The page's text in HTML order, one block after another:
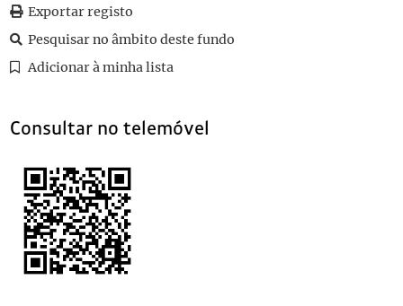
0080
Sem título
0085
0096 Sem título 2003-12
Exportar registo
Pesquisar no âmbito deste fundo
Adicionar à minha lista
Consultar no telemóvel